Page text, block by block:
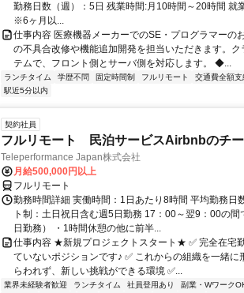
勤務日数（週）：5日 残業時間:月10時間～20時間 就
※6ヶ月以...
仕事内容 医療機器メーカーでのSE・プログラマーの
の不具合改修や機能追加開発を担当いただきます。
テムで、フロント側とサーバ側を対応します。 ◆...
ランチタイム 学歴不問 固定時間制 フルリモート 交通費全額支
駅近5分以内
契約社員
フルリモート 民泊サービスAirbnbのチ
Teleperformance Japan株式会社
月給500,000円以上
フルリモート
勤務時間詳細 実働時間：1日あたり8時間 平均勤務
ト制：土日祝日含む週5日勤務 17：00～翌9：00の
日勤務） ・1時間休憩の他に前半...
仕事内容 ★新規プロジェクトスタート★ ✅ 完全在宅
ていないポジションです♪ ✅ これからの組織を一緒に
らわれず、新しい挑戦ができる環境 ✅...
業界未経験者歓迎 ランチタイム 社員登用あり 副業・Wワーク